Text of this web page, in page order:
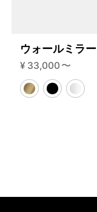
ウォールミラー
¥ 33,000 〜